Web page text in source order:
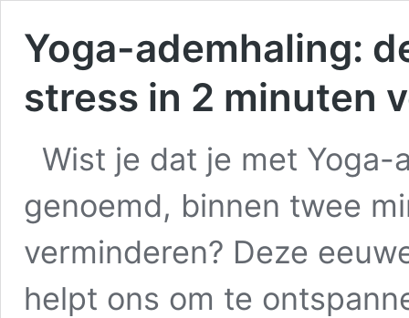
Yoga-ademhaling:
stress in 2 minuten
Wist je dat je met Yoga-
genoemd, binnen twee
verminderen? Deze
helpt ons om te